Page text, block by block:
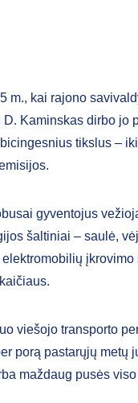
m., kai rajono
Kaminskas dirbo jo
tikslus –
gyventojus
šaltiniai – saulė,
viešojo transporto
porą pastarųjų metų
maždaug pusės